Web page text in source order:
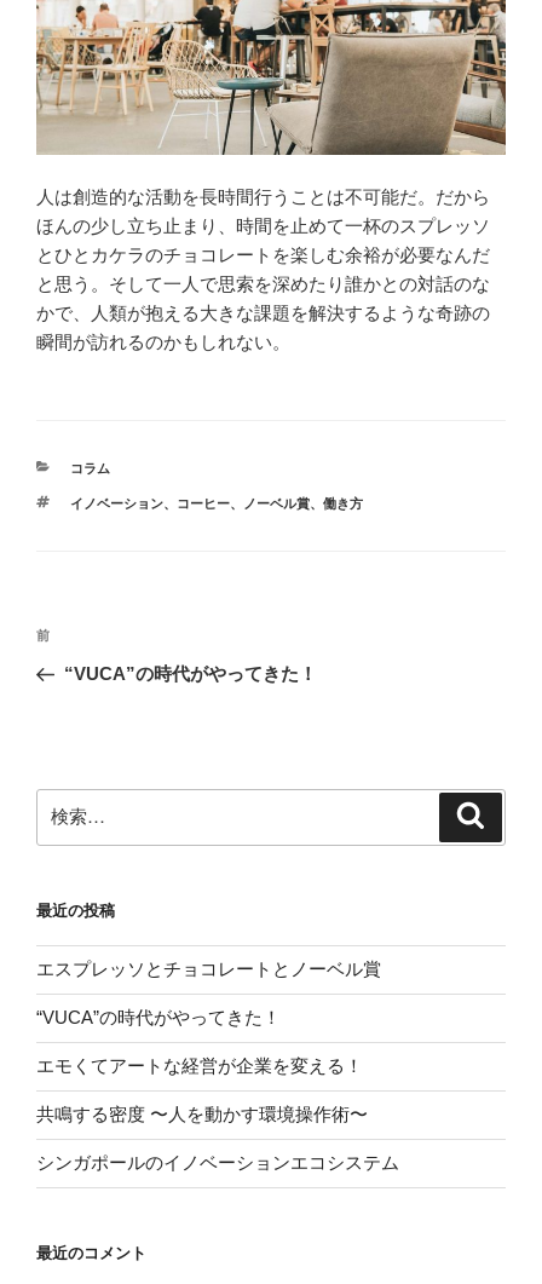
人は創造的な活動を長時間行うことは不可能だ。だから
ほんの少し立ち止まり、時間を止めて一杯のスプレッソ
とひとカケラのチョコレートを楽しむ余裕が必要なんだ
と思う。そして一人で思索を深めたり誰かとの対話のな
かで、人類が抱える大きな課題を解決するような奇跡の
瞬間が訪れるのかもしれない。
カ
ゴ
コラム
タ
イノベーション、 コーヒー、 ノーベル賞、 働き方
投
ナ
ー
シ
前
の
前
“VUCA”の時代がやってきた！
索:
最近の投稿
エスプレッソとチョコレートとノーベル賞
“VUCA”の時代がやってきた！
エモくてアートな経営が企業を変える！
共鳴する密度 〜人を動かす環境操作術〜
シンガポールのイノベーションエコシステム
最近のコメント